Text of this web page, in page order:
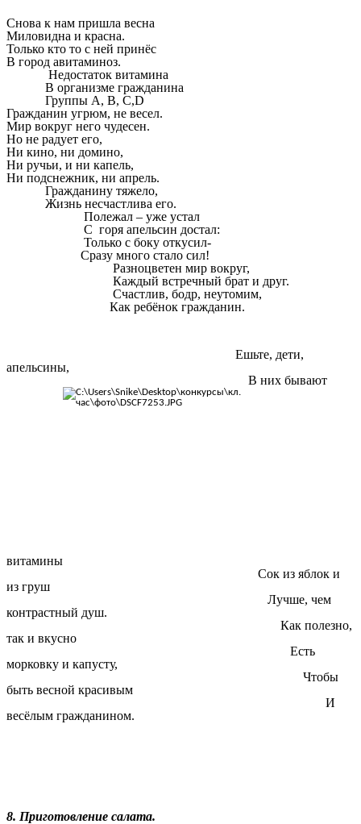
Снова к нам пришла весна
Миловидна и красна.
Только кто то с ней принёс
В город авитаминоз.
Недостаток витамина
В организме гражданина
Группы А, В, С,D
Гражданин угрюм, не весел.
Мир вокруг него чудесен.
Но не радует его,
Ни кино, ни домино,
Ни ручьи, и ни капель,
Ни подснежник, ни апрель.
Гражданину тяжело,
Жизнь несчастлива его.
Полежал – уже устал
С горя апельсин достал:
Только с боку откусил-
Сразу много стало сил!
Разноцветен мир вокруг,
Каждый встречный брат и друг.
Счастлив, бодр, неутомим,
Как ребёнок гражданин.
Ешьте, дети,
апельсины,
В них бывают
витамины
Сок из яблок и
из груш
Лучше, чем
контрастный душ.
Как полезно,
так и вкусно
Есть
морковку и капусту,
Чтобы
быть весной красивым
И
весёлым гражданином.
8. Приготовление салата.